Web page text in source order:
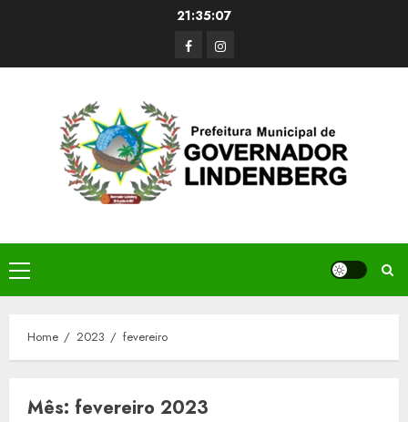
21:35:07
FacerbookInstagram
Primary
Menu
Home 2023 fevereiro
Mês: fevereiro 2023